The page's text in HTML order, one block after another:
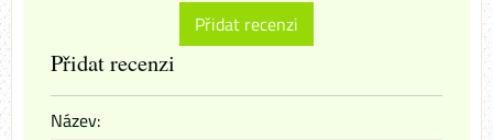
Přidat recenzi
Přidat recenzi
Název: